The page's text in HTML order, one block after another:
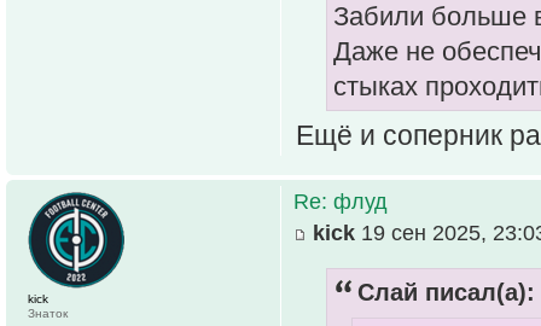
Забили больше
Даже не
стыках
Ещё и соперник
Re: флуд
kick 19 сен 2025,
Слай писал(а):
kick
Знаток